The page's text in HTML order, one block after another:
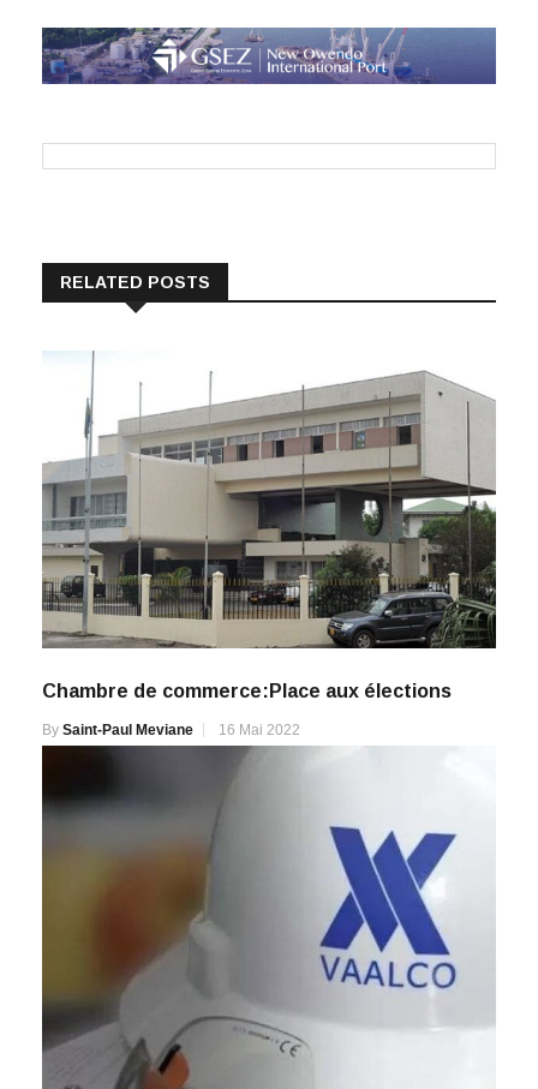
RELATED POSTS
Chambre de commerce:Place aux élections
By Saint-Paul Meviane 16 Mai 2022